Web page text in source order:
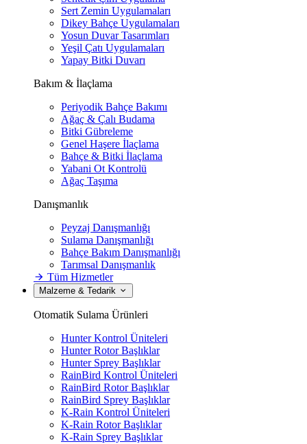
Sert Zemin Uygulamaları
Dikey Bahçe Uygulamaları
Yosun Duvar Tasarımları
Yeşil Çatı Uygulamaları
Yapay Bitki Duvarı
Bakım & İlaçlama
Periyodik Bahçe Bakımı
Ağaç & Çalı Budama
Bitki Gübreleme
Genel Haşere İlaçlama
Bahçe & Bitki İlaçlama
Yabani Ot Kontrolü
Ağaç Taşıma
Danışmanlık
Peyzaj Danışmanlığı
Sulama Danışmanlığı
Bahçe Bakım Danışmanlığı
Tarımsal Danışmanlık
Tüm Hizmetler
Malzeme & Tedarik
Otomatik Sulama Ürünleri
Hunter Kontrol Üniteleri
Hunter Rotor Başlıklar
Hunter Sprey Başlıklar
RainBird Kontrol Üniteleri
RainBird Rotor Başlıklar
RainBird Sprey Başlıklar
K-Rain Kontrol Üniteleri
K-Rain Rotor Başlıklar
K-Rain Sprey Başlıklar